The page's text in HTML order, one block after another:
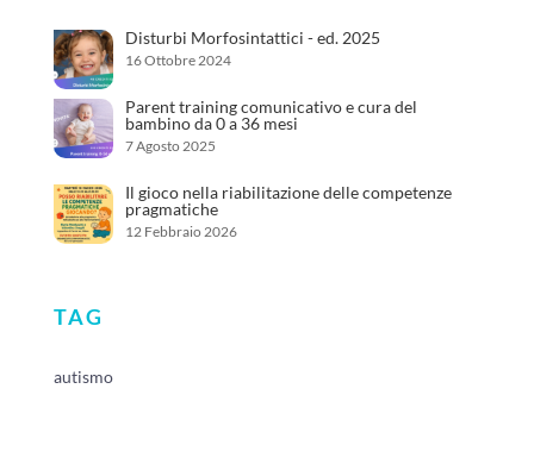
Disturbi Morfosintattici - ed. 2025
16 Ottobre 2024
Parent training comunicativo e cura del
bambino da 0 a 36 mesi
7 Agosto 2025
Il gioco nella riabilitazione delle competenze
pragmatiche
12 Febbraio 2026
TAG
autismo